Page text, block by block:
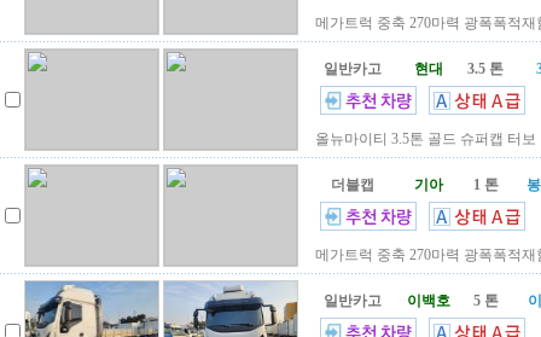
메가트럭 중축 270마력 광폭폭적
일반카고 현대 3.5 톤
올뉴마이티 3.5톤 골드 슈퍼캡 터보
더블캡 기아 1 톤
메가트럭 중축 270마력 광폭폭적
일반카고 이백호 5 톤